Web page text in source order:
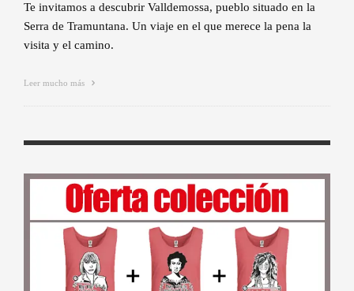
Te invitamos a descubrir Valldemossa, pueblo situado en la
Serra de Tramuntana. Un viaje en el que merece la pena la
visita y el camino.
Leer mucho más